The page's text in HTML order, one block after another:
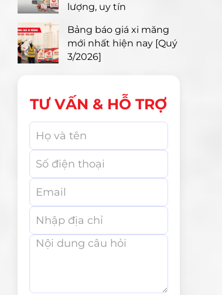
lượng, uy tín
Bảng báo giá xi măng
mới nhất hiện nay [Quý
3/2026]
TƯ VẤN & HỖ TRỢ